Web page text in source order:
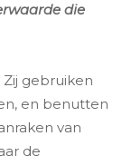
die
gebruiken
en benutten
van
de